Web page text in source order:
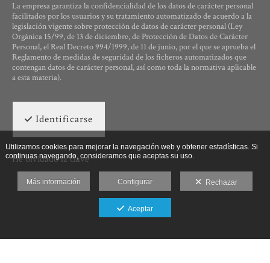
La empresa garantiza la confidencialidad de los datos de carácter personal
facilitados por los usuarios y su tratamiento automatizado de acuerdo a la
legislación vigente sobre protección de datos de carácter personal (Ley
Orgánica 15/99, de 13 de diciembre, de Protección de Datos de Carácter
Personal, el Real Decreto 994/1999, de 11 de junio, por el que se aprueba el
Reglamento de medidas de seguridad de los ficheros automatizados que
contengan datos de carácter personal, así como toda la normativa aplicable
a esta materia).
Identificarse
He olvidado la clave
Utilizamos cookies para mejorar la navegación web y obtener estadísticas. Si
continuas navegando, consideramos que aceptas su uso.
Más información Configurar Rechazar
Aceptar